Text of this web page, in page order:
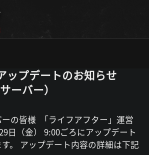
ップデートのお知らせ
ーバー）
の皆様 「ライフアフター」運営
日（金） 9:00ごろにアップデート
。 アップデート内容の詳細は下記